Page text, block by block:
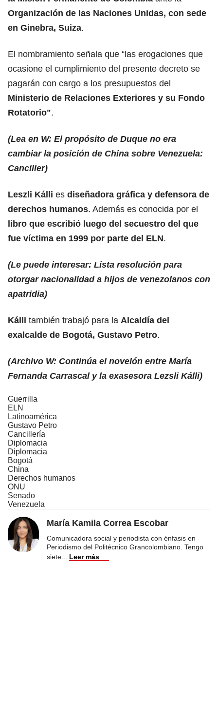
Organización de las Naciones Unidas, con sede
en Ginebra, Suiza.
El nombramiento señala que “las erogaciones que
ocasione el cumplimiento del presente decreto se
pagarán con cargo a los presupuestos del
Ministerio de Relaciones Exteriores y su Fondo
Rotatorio".
(Lea en W: El propósito de Duque no era
cambiar la posición de China sobre Venezuela:
Canciller)
Leszli Kálli es diseñadora gráfica y defensora de
derechos humanos. Además es conocida por el
libro que escribió luego del secuestro del que
fue víctima en 1999 por parte del ELN.
(Le puede interesar: Lista resolución para
otorgar nacionalidad a hijos de venezolanos con
apatridia)
Kálli también trabajó para la Alcaldía del
exalcalde de Bogotá, Gustavo Petro.
(Archivo W: Continúa el novelón entre María
Fernanda Carrascal y la exasesora Lezsli Kálli)
Guerrilla
ELN
Latinoamérica
Gustavo Petro
Cancillería
Diplomacia
Diplomacia
Bogotá
China
Derechos humanos
ONU
Senado
Venezuela
María Kamila Correa Escobar
Comunicadora social y periodista con énfasis en
Periodismo del Politécnico Grancolombiano. Tengo
siete
Leer más